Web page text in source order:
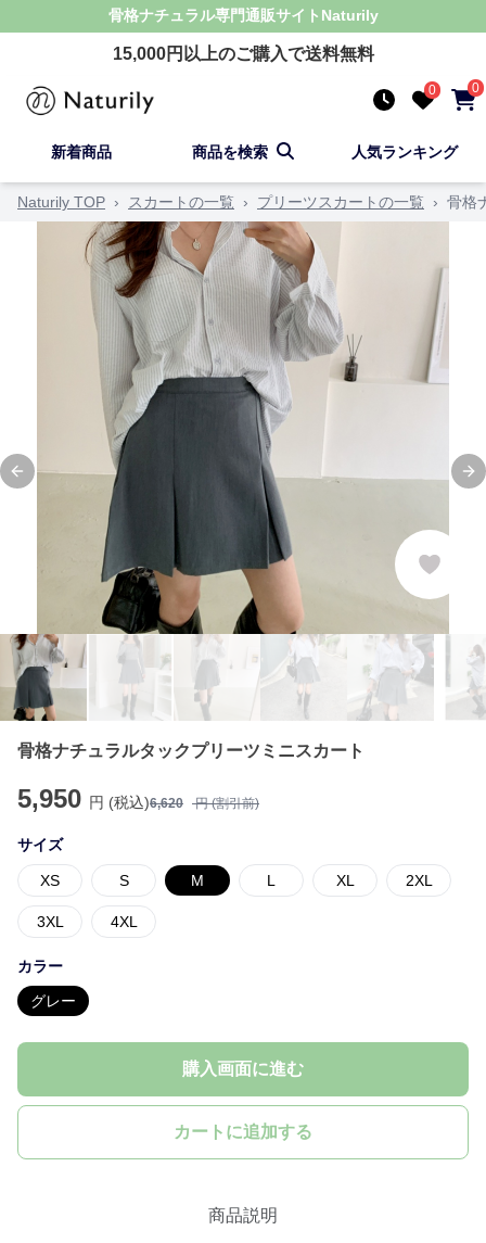
骨格ナチュラル専門通販サイト Naturily
15,000円以上のご購入で送料無料
0 0
新着商品 商品を検索 人気ランキング
Naturily TOP › スカートの一覧 › プリーツスカートの一覧 › 骨格
Previous slide
骨格ナチュラルタックプリーツミニスカート
5,950 円 (税込)6,620 円 (割引前)
サイズ
XS S M L XL 2XL
3XL 4XL
カラー
グレー
購入画面に進む
カートに追加する
商品説明